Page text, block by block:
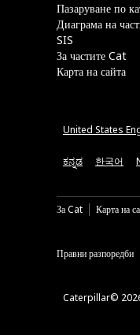
Пазаруване по
Диаграма на
SIS
За частите Cat
Карта на сайта
United States
ಕನ್ನಡ 한국어
За Cat Карта на
Правни разпоредби
Caterpillar© 2026